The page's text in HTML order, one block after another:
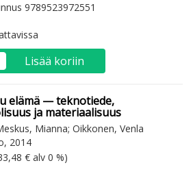
9789523972551
Lisää koriin
elämä — teknotiede,
ja materiaalisuus
Mianna; Oikkonen, Venla
2014
hinta hinta
€ alv 0 %)